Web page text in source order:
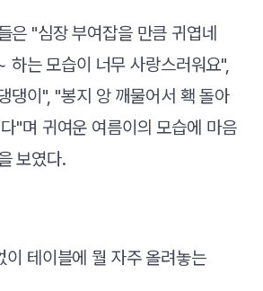
은 "심장 부여잡을 만큼 귀엽네
하는 모습이 너무 사랑스러워요",
댕이", "봉지 앙 깨물어서 홱 돌아
"며 귀여운 여름이의 모습에 마음
보였다.
이 테이블에 뭘 자주 올려놓는